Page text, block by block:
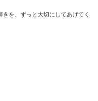
を、ずっと大切にしてあげてく